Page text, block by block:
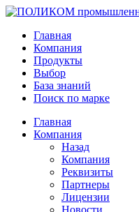
Главная
Компания
Продукты
Выбор
База знаний
Поиск по марке
Главная
Компания
Назад
Компания
Реквизиты
Партнеры
Лицензии
Новости